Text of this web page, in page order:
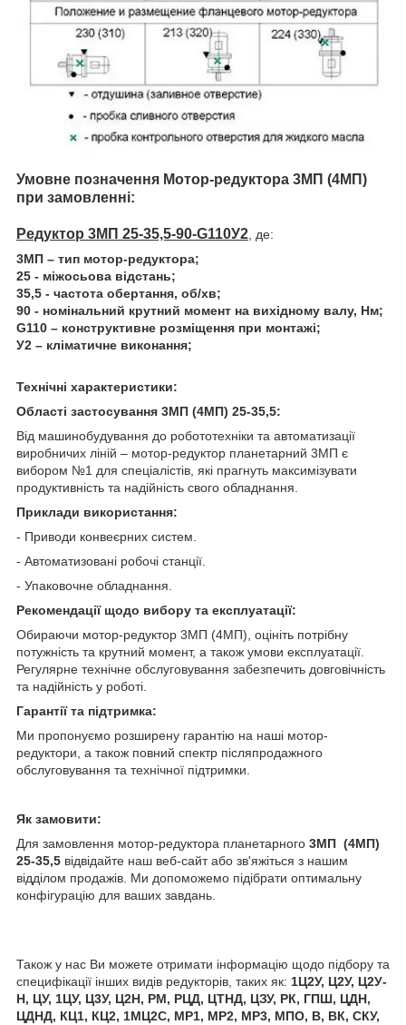
Умовне позначення Мотор-редуктора 3МП (4МП)
при замовленні:
Редуктор 3МП 25-35,5-90-G110У2, де:
3МП – тип мотор-редуктора;
25 - міжосьова відстань;
35,5 - частота обертання, об/хв;
90 - номінальний крутний момент на вихідному валу, Нм;
G110 – конструктивне розміщення при монтажі;
У2 – кліматичне виконання;
Технічні характеристики:
Області застосування 3МП (4МП) 25-35,5:
Від машинобудування до робототехніки та автоматизації
виробничих ліній – мотор-редуктор планетарний 3МП є
вибором №1 для спеціалістів, які прагнуть максимізувати
продуктивність та надійність свого обладнання.
Приклади використання:
- Приводи конвеєрних систем.
- Автоматизовані робочі станції.
- Упаковочне обладнання.
Рекомендації щодо вибору та експлуатації:
Обираючи мотор-редуктор 3МП (4МП), оцініть потрібну
потужність та крутний момент, а також умови експлуатації.
Регулярне технічне обслуговування забезпечить довговічність
та надійність у роботі.
Гарантії та підтримка:
Ми пропонуємо розширену гарантію на наші мотор-
редуктори, а також повний спектр післяпродажного
обслуговування та технічної підтримки.
Як замовити:
Для замовлення мотор-редуктора планетарного 3МП (4МП)
25-35,5 відвідайте наш веб-сайт або зв'яжіться з нашим
відділом продажів. Ми допоможемо підібрати оптимальну
конфігурацію для ваших завдань.
Також у нас Ви можете отримати інформацію щодо підбору та
специфікації інших видів редукторів, таких як: 1Ц2У, Ц2У, Ц2У-
Н, ЦУ, 1ЦУ, Ц3У, Ц2Н, РМ, РЦД, ЦТНД, ЦЗУ, РК, ГПШ, ЦДН,
ЦДНД, КЦ1, КЦ2, 1МЦ2С, МР1, МР2, МР3, МПО, В, ВК, СКУ,